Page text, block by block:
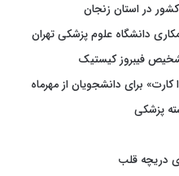
در استان زنجان
دانشگاه علوم پزشکی تهران
فیبروز کیستیک
برای دانشجویان از مهرماه
دریچه قلب